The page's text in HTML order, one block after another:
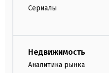
Сериалы
Недвижимость
Аналитика рынка